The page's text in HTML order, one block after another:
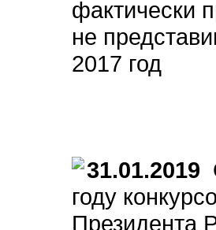
фактически
не
2017 год
31.01.2019
году
Президента